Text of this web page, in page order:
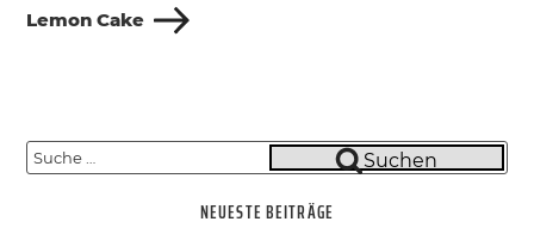
Beitrag
Lemon Cake
Suche
Suchen
NEUESTE BEITRÄGE